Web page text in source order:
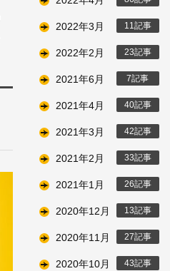
2022年3月 11
2022年2月 23
2021年6月 7
2021年4月 40
2021年3月 42
2021年2月 33
2021年1月 26
2020年12月 13
2020年11月 27
2020年10月 43